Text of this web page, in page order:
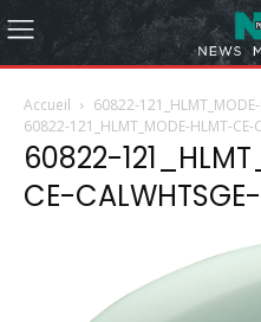
Accueil
60822-121_HLMT_MODE-
60822-121_HLMT_MODE-HLMT-CE-
60822-
CE-